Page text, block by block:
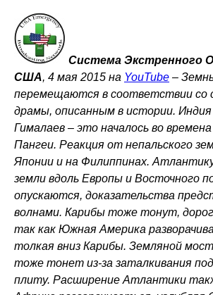
Система Экстренного
США, 4 мая 2015 на YouTube –
перемещаются в соответствии со
драмы, описанным в истории.
Гималаев – это началось во
Пангеи. Реакция от непальского
Японии и на Филиппинах.
земли вдоль Европы и Восточного
опускаются, доказательства
волнами. Карибы тоже тонут,
так как Южная Америка
толкая вниз Карибы. Земляной
тоже тонет из-за заталкивания
плиту. Расширение Атлантики